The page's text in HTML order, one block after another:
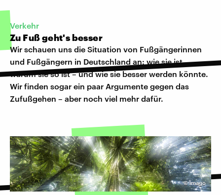
Verkehr
Zu Fuß geht's besser
Wir schauen uns die Situation von Fußgängerinnen
und Fußgängern in Deutschland an: wie sie ist,
warum sie so ist – und wie sie besser werden könnte.
Wir finden sogar ein paar Argumente gegen das
Zufußgehen – aber noch viel mehr dafür.
©imago